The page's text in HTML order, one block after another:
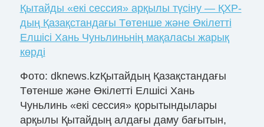
Қытайды «екі сессия» арқылы түсіну — ҚХР-
дың Қазақстандағы Төтенше және Өкілетті
Елшісі Хань Чуньлиньнің мақаласы жарық
көрді
Фото: dknews.kzҚытайдың Қазақстандағы
Төтенше және Өкілетті Елшісі Хань
Чуньлинь «екі сессия» қорытындылары
арқылы Қытайдың алдағы даму бағытын,